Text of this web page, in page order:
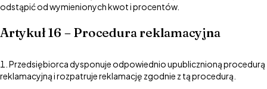
odstąpić od wymienionych kwot i procentów.
Artykuł 16 – Procedura reklamacyjna
Przedsiębiorca dysponuje odpowiednio upublicznioną procedurą
reklamacyjną i rozpatruje reklamację zgodnie z tą procedurą.